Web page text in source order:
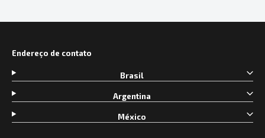
Endereço de contato
Brasil
Argentina
México